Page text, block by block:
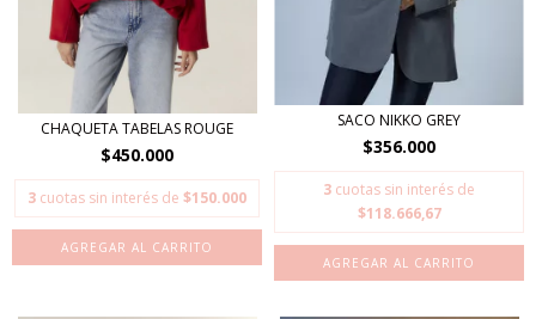
CHAQUETA TABELAS ROUGE
$450.000
3 cuotas sin interés de $150.000
AGREGAR AL CARRITO
SACO NIKKO GREY
$356.000
3 cuotas sin interés de
$118.666,67
AGREGAR AL CARRITO